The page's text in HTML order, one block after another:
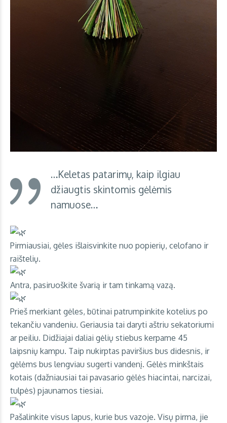
…Keletas patarimų, kaip ilgiau
džiaugtis skintomis gėlėmis
namuose…
Pirmiausiai, gėles išlaisvinkite nuo popierių, celofano ir
raištelių.
Antra, pasiruoškite švarią ir tam tinkamą vazą.
Prieš merkiant gėles, būtinai patrumpinkite kotelius po
tekančiu vandeniu. Geriausia tai daryti aštriu sekatoriumi
ar peiliu. Didžiajai daliai gėlių stiebus kerpame 45
laipsnių kampu. Taip nukirptas paviršius bus didesnis, ir
gėlėms bus lengviau sugerti vandenį. Gėlės minkštais
kotais (dažniausiai tai pavasario gėlės hiacintai, narcizai,
tulpės) pjaunamos tiesiai.
Pašalinkite visus lapus, kurie bus vazoje. Visų pirma, jie